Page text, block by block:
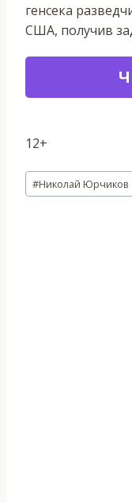
генсека
США, получив
12+
Метки
записи:
#Николай Юрчиков